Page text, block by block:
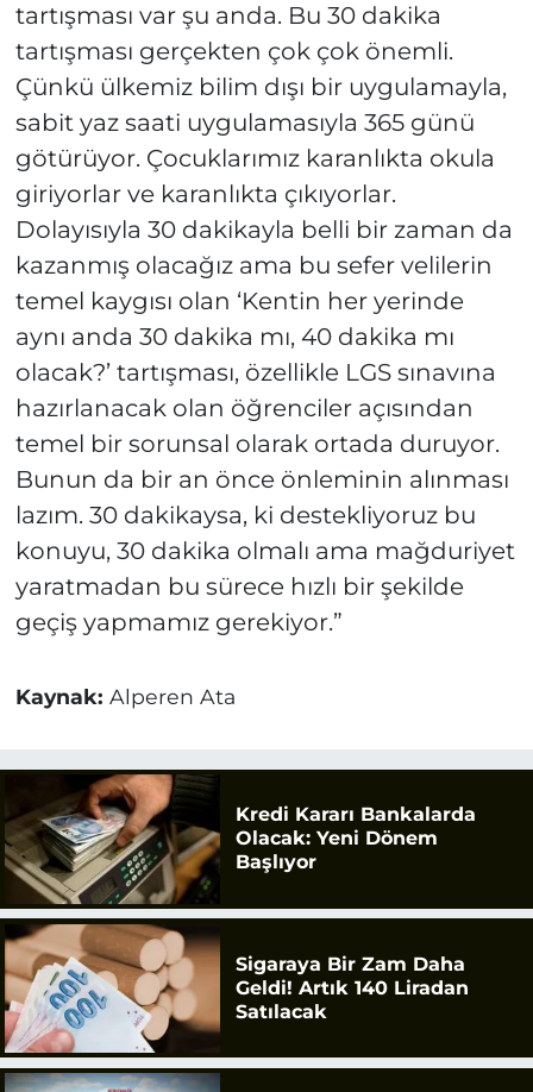
tartışması var şu anda. Bu 30 dakika
tartışması gerçekten çok çok önemli.
Çünkü ülkemiz bilim dışı bir uygulamayla,
sabit yaz saati uygulamasıyla 365 günü
götürüyor. Çocuklarımız karanlıkta okula
giriyorlar ve karanlıkta çıkıyorlar.
Dolayısıyla 30 dakikayla belli bir zaman da
kazanmış olacağız ama bu sefer velilerin
temel kaygısı olan ‘Kentin her yerinde
aynı anda 30 dakika mı, 40 dakika mı
olacak?’ tartışması, özellikle LGS sınavına
hazırlanacak olan öğrenciler açısından
temel bir sorunsal olarak ortada duruyor.
Bunun da bir an önce önleminin alınması
lazım. 30 dakikaysa, ki destekliyoruz bu
konuyu, 30 dakika olmalı ama mağduriyet
yaratmadan bu sürece hızlı bir şekilde
geçiş yapmamız gerekiyor.”
Kaynak: Alperen Ata
Kredi Kararı Bankalarda
Olacak: Yeni Dönem
Başlıyor
Sigaraya Bir Zam Daha
Geldi! Artık 140 Liradan
Satılacak